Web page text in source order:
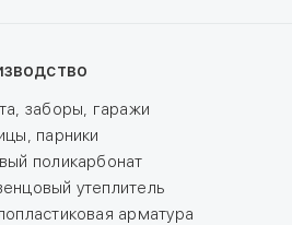
заборы, гаражи
парники
поликарбонат
утеплитель
арматура